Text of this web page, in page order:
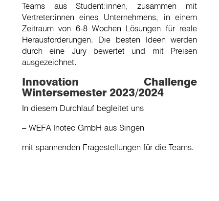
Teams aus Student:innen, zusammen mit
Vertreter:innen eines Unternehmens, in einem
Zeitraum von 6-8 Wochen Lösungen für reale
Herausforderungen. Die besten Ideen werden
durch eine Jury bewertet und mit Preisen
ausgezeichnet.
Innovation Challenge
Wintersemester 2023/2024
In diesem Durchlauf begleitet uns
– WEFA Inotec GmbH aus Singen
mit spannenden Fragestellungen für die Teams.